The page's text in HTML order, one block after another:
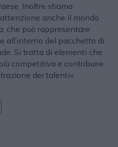
Inoltre stiamo
anche il mondo
che può rappresentare
all’interno del pacchetto di
Si tratta di elementi che
competitiva e contribuire
dei talenti».